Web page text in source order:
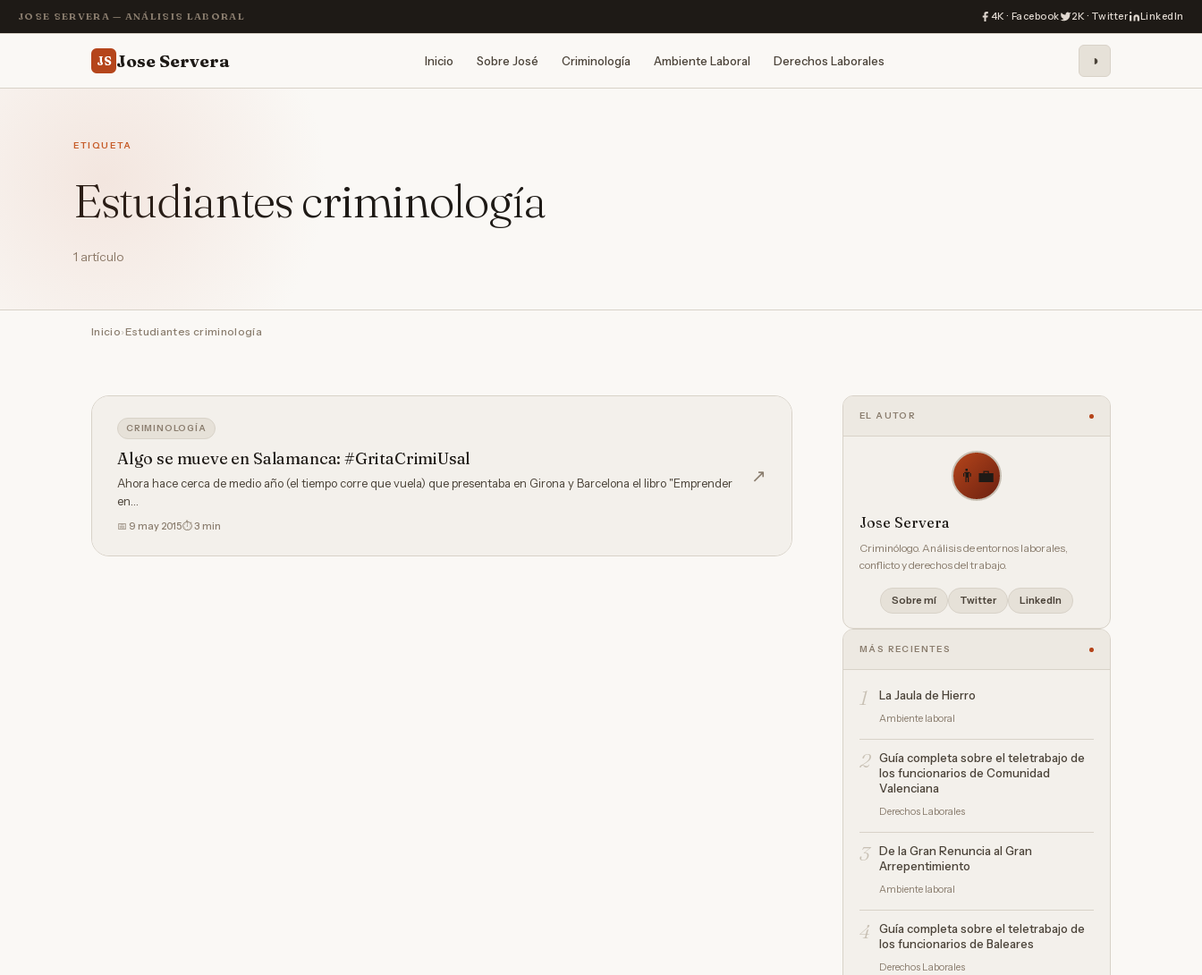
JOSE SERVERA — ANÁLISIS LABORAL 4K · Facebook 2K · Twitter LinkedIn
JS Jose Servera Inicio Sobre José Criminología Ambiente Laboral Derechos Laborales ◑
ETIQUETA
Estudiantes criminología
1 artículo
Inicio›Estudiantes criminología
CRIMINOLOGÍA
Algo se mueve en Salamanca: #GritaCrimiUsal
Ahora hace cerca de medio año (el tiempo corre que vuela) que presentaba en Girona y Barcelona el libro "Emprender
en…
📅 9 may 2015⏱ 3 min
↗
EL AUTOR
👨‍💼
Jose Servera
Criminólogo. Análisis de entornos laborales,
conflicto y derechos del trabajo.
Sobre mí Twitter LinkedIn
MÁS RECIENTES
1 La Jaula de Hierro
Ambiente laboral
2
Guía completa sobre el teletrabajo de
los funcionarios de Comunidad
Valenciana
Derechos Laborales
3
De la Gran Renuncia al Gran
Arrepentimiento
Ambiente laboral
4
Guía completa sobre el teletrabajo de
los funcionarios de Baleares
Derechos Laborales